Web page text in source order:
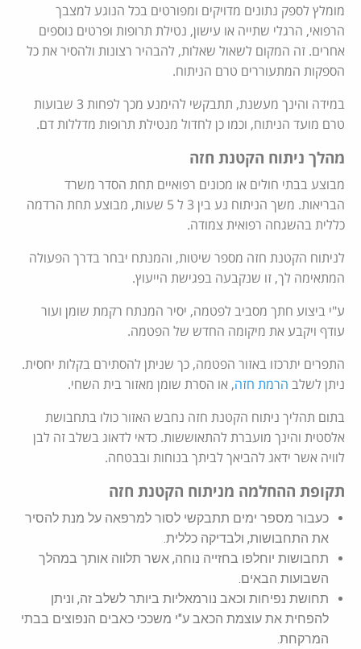
מומלץ לספק נתונים מדויקים ומפורטים בכל הנוגע למצבך
הרפואי, הרגלי שתייה או עישון, נטילת תרופות ופרטים נוספים
אחרים. זה המקום לשאול שאלות, להבהיר רצונות ולהסיר את כל
הספקות המתעוררים טרם הניתוח.
במידה והינך מעשנת, תתבקשי להימנע מכך לפחות 3 שבועות
טרם מועד הניתוח, וכמו כן לחדול מנטילת תרופות מדללות דם.
מהלך ניתוח הקטנת חזה
מבוצע בבתי חולים או מכונים רפואיים תחת הסדר משרד
הבריאות. משך הניתוח נע בין 3 ל 5 שעות, מבוצע תחת הרדמה
כללית בהשגחה רפואית צמודה.
לניתוח הקטנת חזה מספר שיטות, והמנתח יבחר בדרך הפעולה
המתאימה לך, זו שנקבעה בפגישת הייעוץ.
ע"י ביצוע חתך מסביב לפטמה, יסיר המנתח רקמת שומן ועור
עודף ויקבע את מיקומה החדש של הפטמה.
התפרים יתרכזו באזור הפטמה, כך שניתן להסתירם בקלות יחסית.
ניתן לשלב הרמת חזה, או הסרת שומן מאזור בית השחי.
בתום תהליך ניתוח הקטנת חזה נחבש האזור כולו בתחבושת
אלסטית והינך מועברת להתאוששות. כדאי לדאוג בשלב זה לבן
לוויה אשר ידאג להביאך לביתך בנוחות ובבטחה.
תקופת ההחלמה מניתוח הקטנת חזה
כעבור מספר ימים תתבקשי לסור למרפאה על מנת להסיר
את התחבושות, ולבדיקה כללית.
תחבושות יוחלפו בחזייה נוחה, אשר תלווה אותך במהלך
השבועות הבאים.
תחושת נפיחות וכאב נורמאליות ביותר לשלב זה, וניתן
להפחית את עוצמת הכאב ע"י משככי כאבים הנפוצים בבתי
המרקחת.